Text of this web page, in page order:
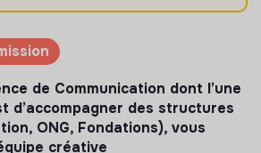
de Communication dont l’une
d’accompagner des structures
ONG, Fondations), vous
créative